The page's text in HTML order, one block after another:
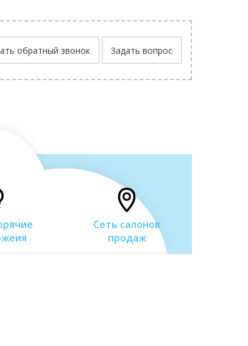
обратный звонок Задать вопрос
Сеть салонов
продаж